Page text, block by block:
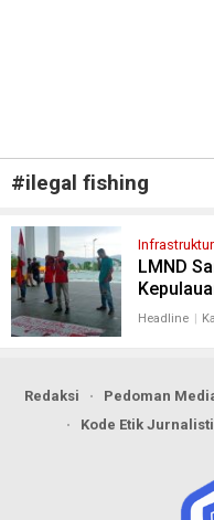
#ilegal fishing
Infrastruktur
LMND
Headline
Redaksi Pedoman
Kode Etik